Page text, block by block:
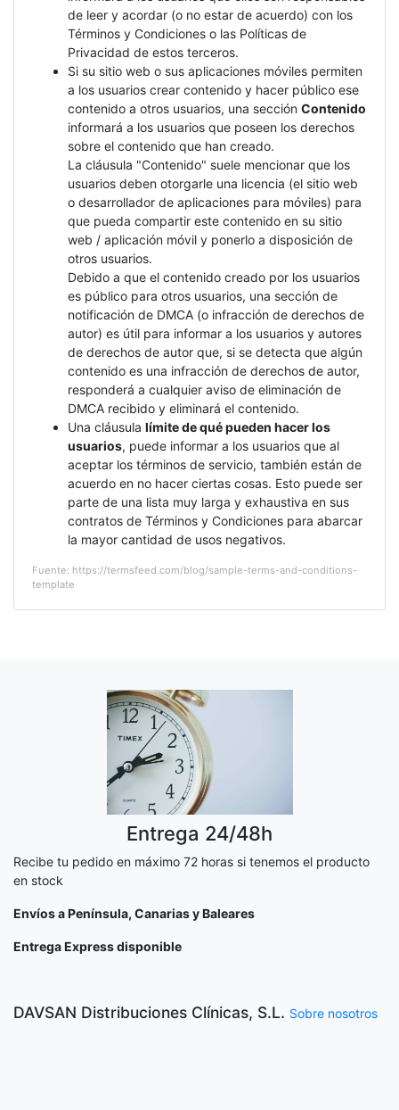
de leer y acordar (o no estar de acuerdo) con los
Términos y Condiciones o las Políticas de
Privacidad de estos terceros.
Si su sitio web o sus aplicaciones móviles permiten
a los usuarios crear contenido y hacer público ese
contenido a otros usuarios, una sección Contenido
informará a los usuarios que poseen los derechos
sobre el contenido que han creado.
La cláusula "Contenido" suele mencionar que los
usuarios deben otorgarle una licencia (el sitio web
o desarrollador de aplicaciones para móviles) para
que pueda compartir este contenido en su sitio
web / aplicación móvil y ponerlo a disposición de
otros usuarios.
Debido a que el contenido creado por los usuarios
es público para otros usuarios, una sección de
notificación de DMCA (o infracción de derechos de
autor) es útil para informar a los usuarios y autores
de derechos de autor que, si se detecta que algún
contenido es una infracción de derechos de autor,
responderá a cualquier aviso de eliminación de
DMCA recibido y eliminará el contenido.
Una cláusula límite de qué pueden hacer los
usuarios, puede informar a los usuarios que al
aceptar los términos de servicio, también están de
acuerdo en no hacer ciertas cosas. Esto puede ser
parte de una lista muy larga y exhaustiva en sus
contratos de Términos y Condiciones para abarcar
la mayor cantidad de usos negativos.
Fuente: https://termsfeed.com/blog/sample-terms-and-conditions-
template
Entrega 24/48h
Recibe tu pedido en máximo 72 horas si tenemos el producto
en stock
Envíos a Península, Canarias y Baleares
Entrega Express disponible
DAVSAN Distribuciones Clínicas, S.L. Sobre nosotros